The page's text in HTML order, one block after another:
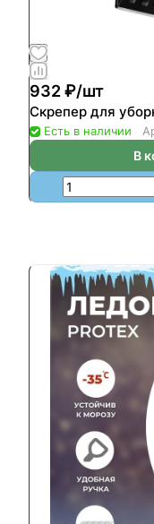
932 ₽/шт
Скрепер для
Есть в наличии
В